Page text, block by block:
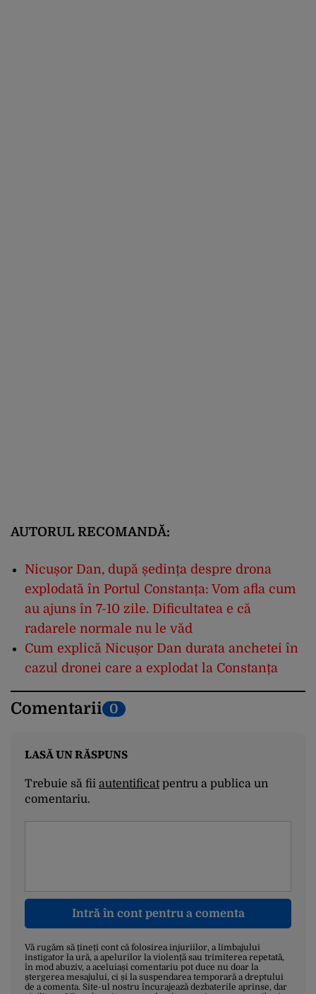
AUTORUL RECOMANDĂ:
Nicușor Dan, după ședința despre drona
explodată în Portul Constanța: Vom afla cum
au ajuns în 7-10 zile. Dificultatea e că
radarele normale nu le văd
Cum explică Nicușor Dan durata anchetei în
cazul dronei care a explodat la Constanța
Comentarii 0
LASĂ UN RĂSPUNS
Trebuie să fii autentificatpentru a publica un
comentariu.
Intră în cont pentru a comenta
Vă rugăm să țineți cont că folosirea injuriilor, a limbajului
instigator la ură, a apelurilor la violență sau trimiterea repetată,
în mod abuziv, a aceluiași comentariu pot duce nu doar la
ștergerea mesajului, ci și la suspendarea temporară a dreptului
de a comenta. Site-ul nostru încurajează dezbaterile aprinse, dar